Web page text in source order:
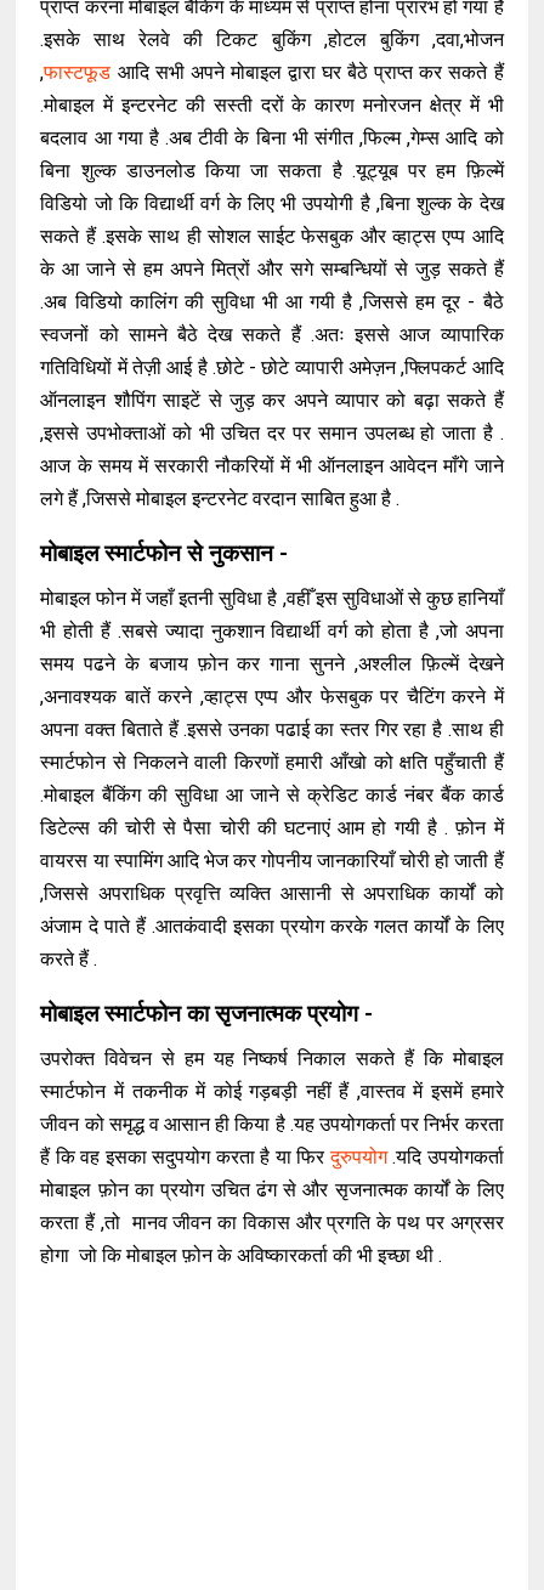
प्राप्त करना मोबाइल बैंकिंग के माध्यम से प्राप्त होना प्रारंभ हो गया है
.इसके साथ रेलवे की टिकट बुकिंग ,होटल बुकिंग ,दवा,भोजन
,फास्टफूड आदि सभी अपने मोबाइल द्वारा घर बैठे प्राप्त कर सकते हैं
.मोबाइल में इन्टरनेट की सस्ती दरों के कारण मनोरजन क्षेत्र में भी
बदलाव आ गया है .अब टीवी के बिना भी संगीत ,फिल्म ,गेम्स आदि को
बिना शुल्क डाउनलोड किया जा सकता है .यूट्यूब पर हम फ़िल्में
विडियो जो कि विद्यार्थी वर्ग के लिए भी उपयोगी है ,बिना शुल्क के देख
सकते हैं .इसके साथ ही सोशल साईट फेसबुक और व्हाट्स एप्प आदि
के आ जाने से हम अपने मित्रों और सगे सम्बन्धियों से जुड़ सकते हैं
.अब विडियो कालिंग की सुविधा भी आ गयी है ,जिससे हम दूर - बैठे
स्वजनों को सामने बैठे देख सकते हैं .अतः इससे आज व्यापारिक
गतिविधियों में तेज़ी आई है .छोटे - छोटे व्यापारी अमेज़न ,फ्लिपकर्ट आदि
ऑनलाइन शौपिंग साइटें से जुड़ कर अपने व्यापार को बढ़ा सकते हैं
,इससे उपभोक्ताओं को भी उचित दर पर समान उपलब्ध हो जाता है .
आज के समय में सरकारी नौकरियों में भी ऑनलाइन आवेदन माँगे जाने
लगे हैं ,जिससे मोबाइल इन्टरनेट वरदान साबित हुआ है .
मोबाइल स्मार्टफोन से नुकसान -
मोबाइल फोन में जहाँ इतनी सुविधा है ,वहीँ इस सुविधाओं से कुछ हानियाँ
भी होती हैं .सबसे ज्यादा नुकशान विद्यार्थी वर्ग को होता है ,जो अपना
समय पढने के बजाय फ़ोन कर गाना सुनने ,अश्लील फ़िल्में देखने
,अनावश्यक बातें करने ,व्हाट्स एप्प और फेसबुक पर चैटिंग करने में
अपना वक्त बिताते हैं .इससे उनका पढाई का स्तर गिर रहा है .साथ ही
स्मार्टफोन से निकलने वाली किरणों हमारी आँखो को क्षति पहुँचाती हैं
.मोबाइल बैंकिंग की सुविधा आ जाने से क्रेडिट कार्ड नंबर बैंक कार्ड
डिटेल्स की चोरी से पैसा चोरी की घटनाएं आम हो गयी है . फ़ोन में
वायरस या स्पामिंग आदि भेज कर गोपनीय जानकारियाँ चोरी हो जाती हैं
,जिससे अपराधिक प्रवृत्ति व्यक्ति आसानी से अपराधिक कार्यों को
अंजाम दे पाते हैं .आतकंवादी इसका प्रयोग करके गलत कार्यों के लिए
करते हैं .
मोबाइल स्मार्टफोन का सृजनात्मक प्रयोग -
उपरोक्त विवेचन से हम यह निष्कर्ष निकाल सकते हैं कि मोबाइल
स्मार्टफोन में तकनीक में कोई गड़बड़ी नहीं हैं ,वास्तव में इसमें हमारे
जीवन को समृद्ध व आसान ही किया है .यह उपयोगकर्ता पर निर्भर करता
हैं कि वह इसका सदुपयोग करता है या फिरदुरुपयोग.यदि उपयोगकर्ता
मोबाइल फ़ोन का प्रयोग उचित ढंग से और सृजनात्मक कार्यों के लिए
करता हैं ,तो मानव जीवन का विकास और प्रगति के पथ पर अग्रसर
होगा जो कि मोबाइल फ़ोन के अविष्कारकर्ता की भी इच्छा थी .